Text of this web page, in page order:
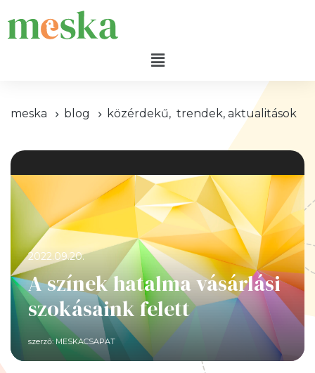
meska blog közérdekű, trendek, aktualitások
2022.09.20.
A színek hatalma vásárlási
szokásaink felett
szerző: MESKACSAPAT